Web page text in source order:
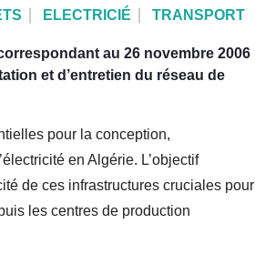
ELECTRICIÉ TRANSPORT
au 26 novembre 2006
et d’entretien du réseau de
pour la conception,
en Algérie. L’objectif
de ces infrastructures cruciales pour
les centres de production